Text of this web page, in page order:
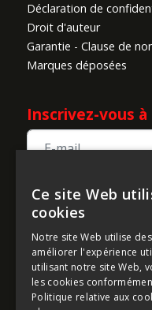
Déclaration de
Droit d'auteur
Garantie - Clause de
Marques déposées
Inscrivez-vous
TEAM CORALLY
B-2250 Olen
Belgium
Ce site Web
cookies
Notre site Web utilise
améliorer l'expérience
utilisant notre site Web,
les cookies
Politique relative aux